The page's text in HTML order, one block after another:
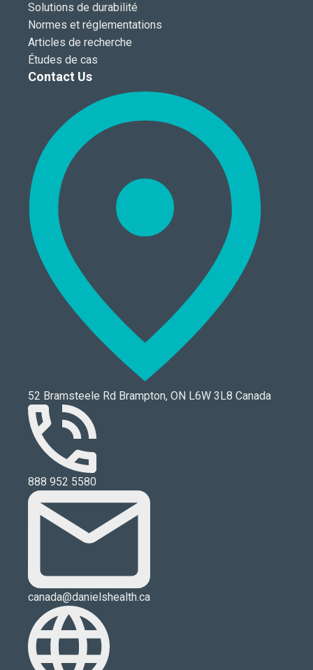
Solutions de durabilité
Normes et réglementations
Articles de recherche
Études de cas
Contact Us
52 Bramsteele Rd Brampton, ON L6W 3L8 Canada
888 952 5580
canada@danielshealth.ca